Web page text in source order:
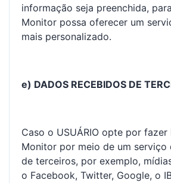
informação seja preenchida,
Monitor possa oferecer um
mais personalizado.
e) DADOS RECEBIDOS DE
Caso o USUÁRIO opte por fazer
Monitor por meio de um serviço
de terceiros, por exemplo,
o Facebook, Twitter, Google, o